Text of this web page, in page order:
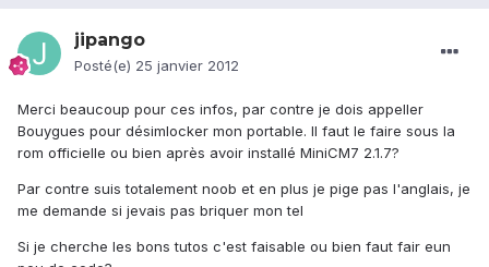
jipango
Posté(e) 25 janvier 2012
Merci beaucoup pour ces infos, par contre je dois appeller
Bouygues pour désimlocker mon portable. Il faut le faire sous la
rom officielle ou bien après avoir installé MiniCM7 2.1.7?
Par contre suis totalement noob et en plus je pige pas l'anglais, je
me demande si jevais pas briquer mon tel
Si je cherche les bons tutos c'est faisable ou bien faut fair eun